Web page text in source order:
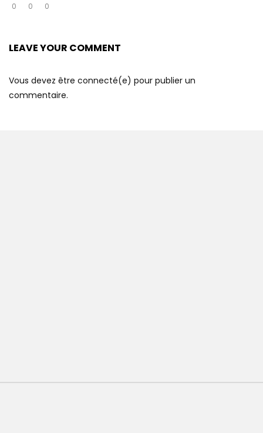
0
0 0
LEAVE YOUR COMMENT
Vous devez être connecté(e) pour publier un
commentaire.